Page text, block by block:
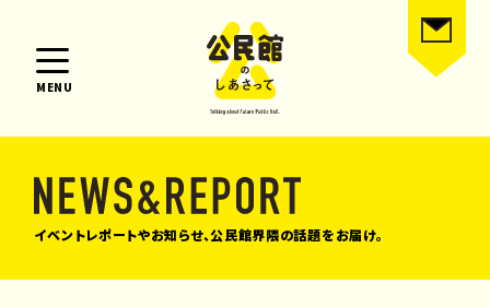
MENU
イベントレポートやお知らせ、公民館界隈の話題をお届け。